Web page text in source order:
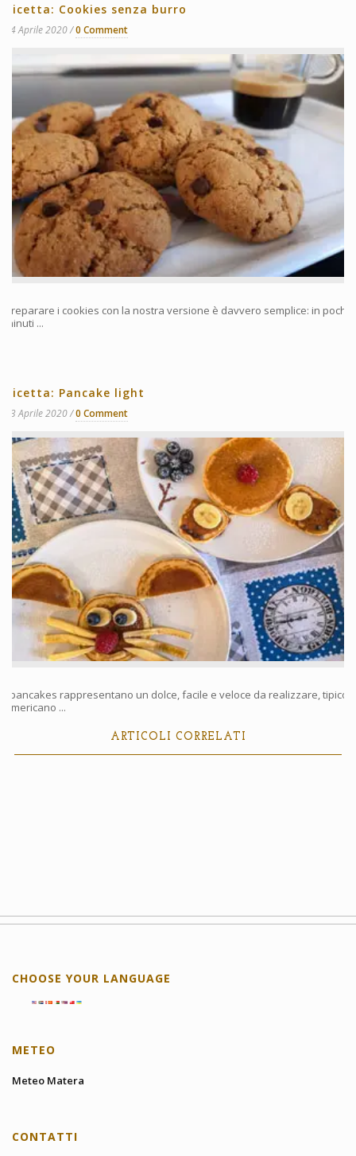
Ricetta: Cookies senza burro
14 Aprile 2020 0 Comment
Preparare i cookies con la nostra versione è davvero semplice: in pochi
minuti ...
Ricetta: Pancake light
13 Aprile 2020 0 Comment
I pancakes rappresentano un dolce, facile e veloce da realizzare, tipico
americano ...
ARTICOLI CORRELATI
CHOOSE YOUR LANGUAGE
METEO
Meteo Matera
CONTATTI